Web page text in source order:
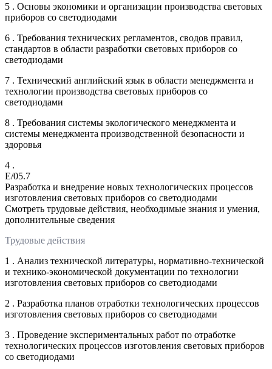
5 . Основы экономики и организации производства световых
приборов со светодиодами
6 . Требования технических регламентов, сводов правил,
стандартов в области разработки световых приборов со
светодиодами
7 . Технический английский язык в области менеджмента и
технологии производства световых приборов со
светодиодами
8 . Требования системы экологического менеджмента и
системы менеджмента производственной безопасности и
здоровья
4 .
E/05.7
Разработка и внедрение новых технологических процессов
изготовления световых приборов со светодиодами
Смотреть трудовые действия, необходимые знания и умения,
дополнительные сведения
Трудовые действия
1 . Анализ технической литературы, нормативно-технической
и технико-экономической документации по технологии
изготовления световых приборов со светодиодами
2 . Разработка планов отработки технологических процессов
изготовления световых приборов со светодиодами
3 . Проведение экспериментальных работ по отработке
технологических процессов изготовления световых приборов
со светодиодами